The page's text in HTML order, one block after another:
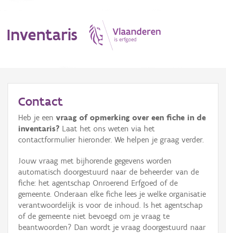
Inventaris
Erfgoedobject
Aanduidingsobject
Waarneming
Thema
Gebeurtenis
Persoon of collectief
Contact
Heb je een vraag of opmerking over een fiche in de
inventaris? Laat het ons weten via het
contactformulier hieronder. We helpen je graag verder.
Jouw vraag met bijhorende gegevens worden
automatisch doorgestuurd naar de beheerder van de
fiche: het agentschap Onroerend Erfgoed of de
gemeente. Onderaan elke fiche lees je welke organisatie
verantwoordelijk is voor de inhoud. Is het agentschap
of de gemeente niet bevoegd om je vraag te
beantwoorden? Dan wordt je vraag doorgestuurd naar